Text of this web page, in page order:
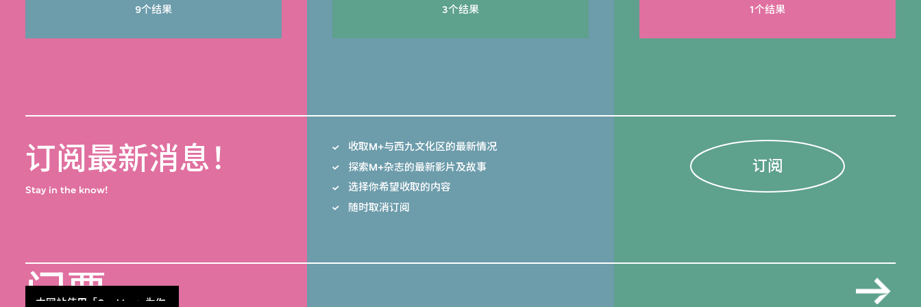
本网站使用「Cookies」为你
9个结果 3个结果 1个结果
订阅最新消息！
Stay in the know!
收取M+与西九文化区的最新情况
探索M+杂志的最新影片及故事
选择你希望收取的内容
随时取消订阅
订阅
门票 Get Tickets